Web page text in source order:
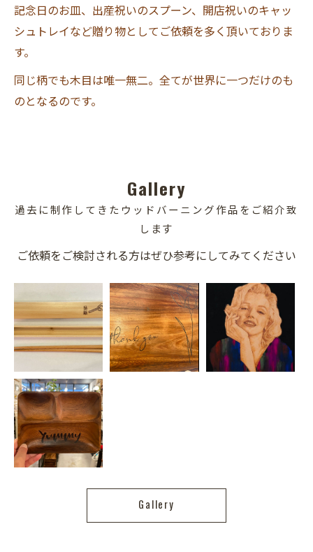
記念日のお皿、出産祝いのスプーン、開店祝いのキャッ
シュトレイなど贈り物としてご依頼を多く頂いておりま
す。
同じ柄でも木目は唯一無二。全てが世界に一つだけのも
のとなるのです。
過去に制作してきたウッドバーニング作品をご紹介致
します
Gallery
ご依頼をご検討される方はぜひ参考にしてみてください
Gallery